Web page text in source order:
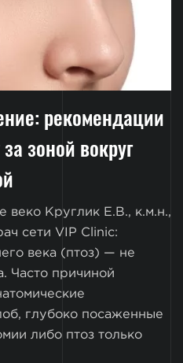
рекомендации
зоной вокруг
веко Круглик Е.В., к.м.н.,
сети VIP Clinic:
века (птоз) — не
Часто причиной
глубоко посаженные
либо птоз только